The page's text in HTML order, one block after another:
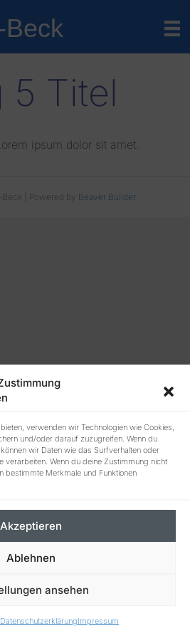
verwenden wir Technologien wie Cookies,
und/oder darauf zuzugreifen. Wenn du
wir Daten wie das Surfverhalten oder
verarbeiten. Wenn du deine Zustimmung nicht
bestimmte Merkmale und Funktionen
Akzeptieren
Ablehnen
ansehen
DatenschutzerklärungImpressum
Beck
5 Titel
ipsum dolor sit amet.
Powered by Beaver Builder